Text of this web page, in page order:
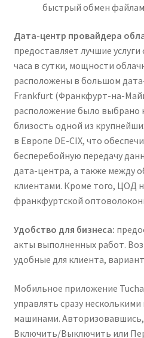
быстрый обмен
Дата-центр провайдера
предоставляет лучшие услуги
часа в сутки, мощности
расположены в большом
Frankfurt (Франкфурт-на-
расположение было выбрано
близость одной из
в Европе DE-CIX, что
бесперебойную передачу
дата-центра, а также между
клиентами. Кроме того, ЦОД
франкфуртской
Удобство для бизнеса:
акты выполненных работ.
удобные для клиента,
Мобильное приложение
управлять сразу
машинами.
Включить/Выключить или